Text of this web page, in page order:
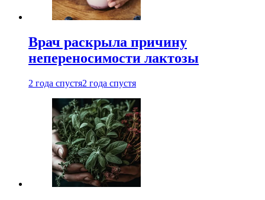
Врач раскрыла причину
непереносимости лактозы
2 года спустя2 года спустя